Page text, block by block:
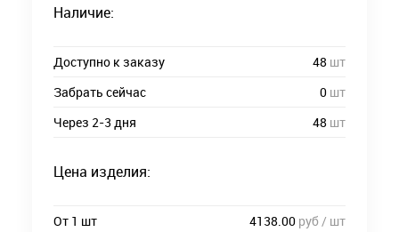
Наличие:
Доступно к заказу 48 шт
Забрать сейчас
0 шт
Через 2-3 дня
48 шт
Цена изделия:
От 1 шт 4138.00 руб / шт